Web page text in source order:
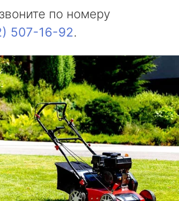
по номеру
507-16-92.